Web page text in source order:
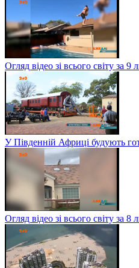
Огляд відео зі всього світу за
У Південній Африці будують
Огляд відео зі всього світу за